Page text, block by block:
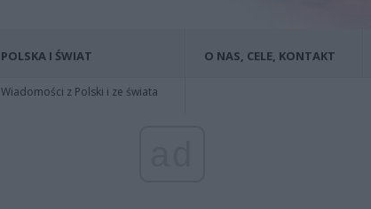
POLSKA I ŚWIAT
Wiadomości z Polski i ze świata
O NAS, CELE, KONTAKT